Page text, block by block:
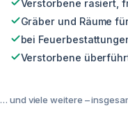
Verstorbene rasiert,
Gräber und Räume
bei
Verstorbene
… und viele weitere –